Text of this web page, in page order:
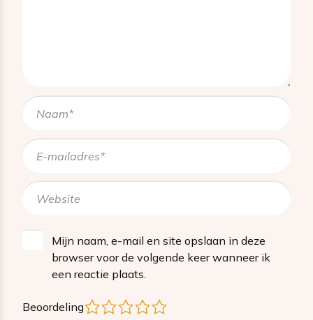
Mijn naam, e-mail en site opslaan in deze
browser voor de volgende keer wanneer ik
een reactie plaats.
Beoordeling 4
3
2
1